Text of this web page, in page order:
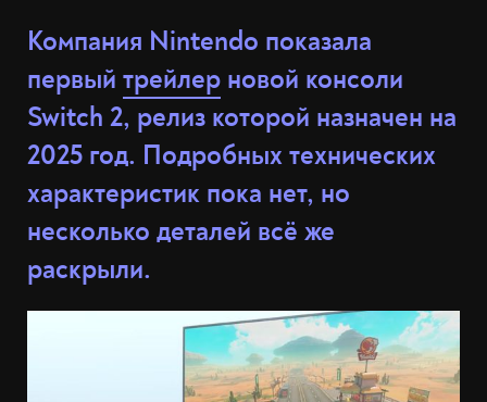
Компания Nintendo показала
первый трейлер новой консоли
Switch 2, релиз которой назначен на
2025 год. Подробных технических
характеристик пока нет, но
несколько деталей всё же
раскрыли.